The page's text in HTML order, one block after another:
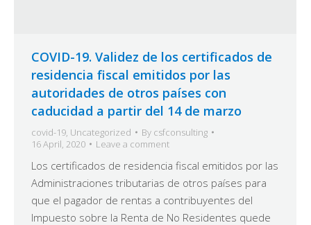
COVID-19. Validez de los certificados de
residencia fiscal emitidos por las
autoridades de otros países con
caducidad a partir del 14 de marzo
covid-19 Uncategorized By csfconsulting
16 April, 2020
Leave a comment
Los certificados de residencia fiscal emitidos por las
Administraciones tributarias de otros países para
que el pagador de rentas a contribuyentes del
Impuesto sobre la Renta de No Residentes quede